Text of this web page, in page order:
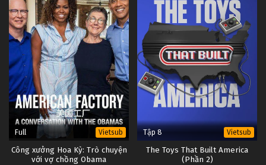
Full Vietsub
Công xưởng Hoa Kỳ: Trò chuyện
với vợ chồng Obama
Tập 8 Vietsub
The Toys That Built America
(Phần 2)